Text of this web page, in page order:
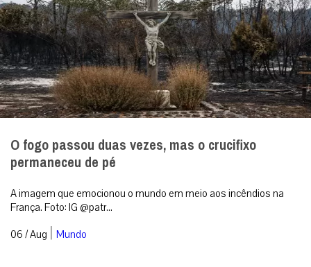
O fogo passou duas vezes, mas o crucifixo
permaneceu de pé
A imagem que emocionou o mundo em meio aos incêndios na
França. Foto: IG @patr...
06 / Aug | Mundo